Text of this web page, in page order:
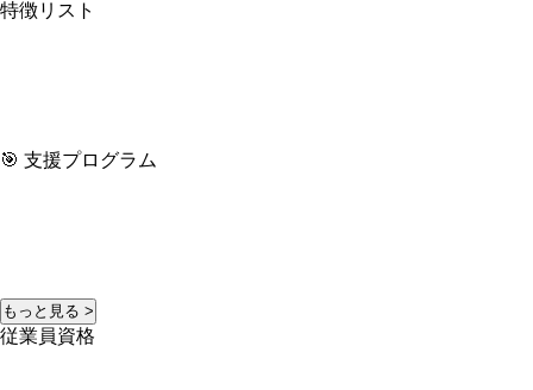
特徴リスト
🎯 支援プログラム
もっと見る >
従業員資格